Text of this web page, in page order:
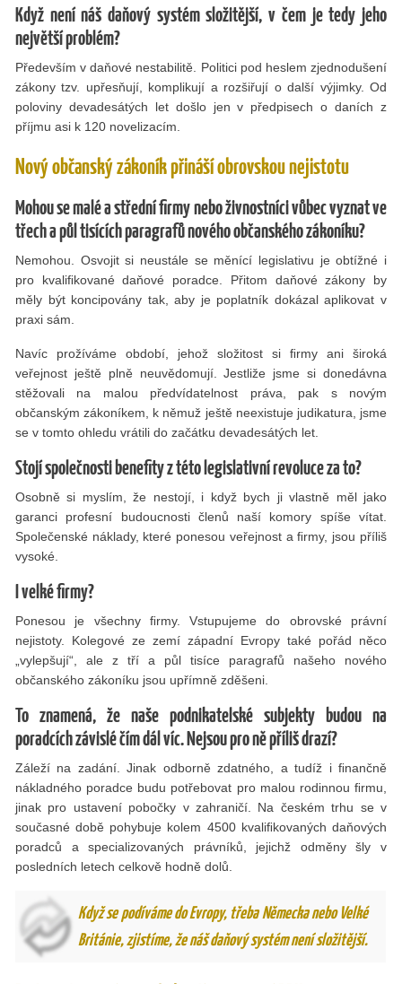
Když není náš daňový systém složitější, v čem je tedy jeho
největší problém?
Především v daňové nestabilitě. Politici pod heslem zjednodušení
zákony tzv. upřesňují, komplikují a rozšiřují o další výjimky. Od
poloviny devadesátých let došlo jen v předpisech o daních z
příjmu asi k 120 novelizacím.
Nový občanský zákoník přináší obrovskou nejistotu
Mohou se malé a střední firmy nebo živnostníci vůbec vyznat ve
třech a půl tisících paragrafů nového občanského zákoníku?
Nemohou. Osvojit si neustále se měnící legislativu je obtížné i
pro kvaliﬁkované daňové poradce. Přitom daňové zákony by
měly být koncipovány tak, aby je poplatník dokázal aplikovat v
praxi sám.
Navíc prožíváme období, jehož složitost si ﬁrmy ani široká
veřejnost ještě plně neuvědomují. Jestliže jsme si donedávna
stěžovali na malou předvídatelnost práva, pak s novým
občanským zákoníkem, k němuž ještě neexistuje judikatura, jsme
se v tomto ohledu vrátili do začátku devadesátých let.
Stojí společnosti benefity z této legislativní revoluce za to?
Osobně si myslím, že nestojí, i když bych ji vlastně měl jako
garanci profesní budoucnosti členů naší komory spíše vítat.
Společenské náklady, které ponesou veřejnost a ﬁrmy, jsou příliš
vysoké.
I velké firmy?
Ponesou je všechny ﬁrmy. Vstupujeme do obrovské právní
nejistoty. Kolegové ze zemí západní Evropy také pořád něco
„vylepšují“, ale z tří a půl tisíce paragrafů našeho nového
občanského zákoníku jsou upřímně zděšeni.
To znamená, že naše podnikatelské subjekty budou na
poradcích závislé čím dál víc. Nejsou pro ně příliš drazí?
Záleží na zadání. Jinak odborně zdatného, a tudíž i ﬁnančně
nákladného poradce budu potřebovat pro malou rodinnou ﬁrmu,
jinak pro ustavení pobočky v zahraničí. Na českém trhu se v
současné době pohybuje kolem 4500 kvaliﬁkovaných daňových
poradců a specializovaných právníků, jejichž odměny šly v
posledních letech celkově hodně dolů.
Když se podíváme do Evropy, třeba Německa nebo Velké
Británie, zjistíme, že náš daňový systém není složitější.